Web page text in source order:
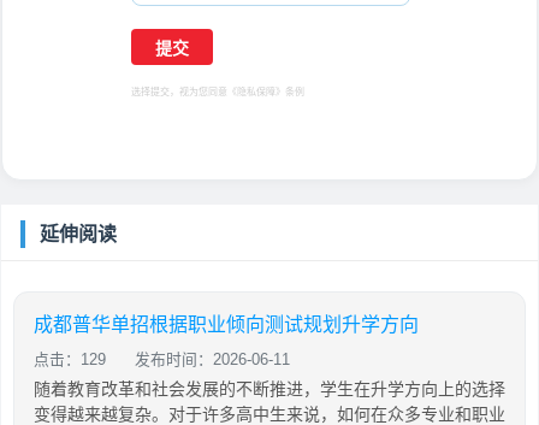
选择提交，视为您同意 《隐私保障》 条例
延伸阅读
成都普华单招根据职业倾向测试规划升学方向
点击：129 发布时间：2026-06-11
随着教育改革和社会发展的不断推进，学生在升学方向上的选择
变得越来越复杂。对于许多高中生来说，如何在众多专业和职业